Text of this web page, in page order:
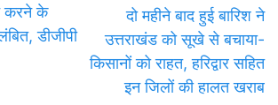
करने के
डीजीपी
दो महीने बाद हुई बारिश ने
उत्तराखंड को सूखे से बचाया-
किसानों को राहत, हरिद्वार सहित
इन जिलों की हालत खराब